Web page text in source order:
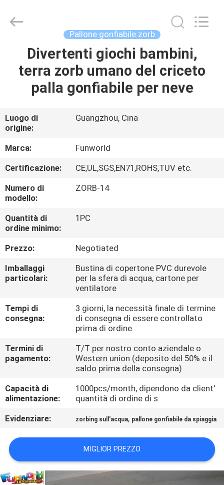
CASA
PRODOTTI
VIDEO
CIRCA
NOI
GIRO
DELLA
FABBRICA
CONTROLLO
DI
NEWS
DEL
SITO
PRIVACY
POLICY
Inflatables
Limited.
Pallone gonfiabile zorb
Divertenti giochi bambini,
terra zorb umano del criceto
palla gonfiabile per neve
Luogo di
origine:
Guangzhou, Cina
Marca:
Funworld
Certificazione:
CE,UL,SGS,EN71,ROHS,TUV etc.
Numero di
modello:
ZORB-14
Quantità di
ordine minimo:
1PC
Prezzo:
Negotiated
Imballaggi
particolari:
Bustina di copertone PVC durevole
per la sfera di acqua, cartone per
ventilatore
Tempi di
consegna:
3 giorni, la necessità finale di termine
di consegna di essere controllato
prima di ordine.
Termini di
pagamento:
T/T per nostro conto aziendale o
Western union (deposito del 50% e il
saldo prima della consegna)
Capacità di
alimentazione:
1000pcs/month, dipendono da client'
quantità di ordine di s.
Evidenziare:
zorbing sull'acqua, pallone gonfiabile da spiaggia
MIGLIOR PREZZO